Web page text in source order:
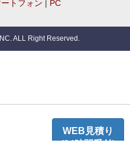
トフォン | PC
ALL Right Reserved.
WEB見積り
(24時間受付)